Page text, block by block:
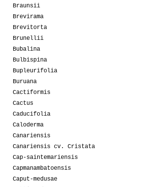
Braunsii
Brevirama
Brevitorta
Brunellii
Bubalina
Bulbispina
Bupleurifolia
Buruana
Cactiformis
Cactus
Caducifolia
Caloderma
Canariensis
Canariensis cv. Cristata
Cap-saintemariensis
Capmanambatoensis
Caput-medusae